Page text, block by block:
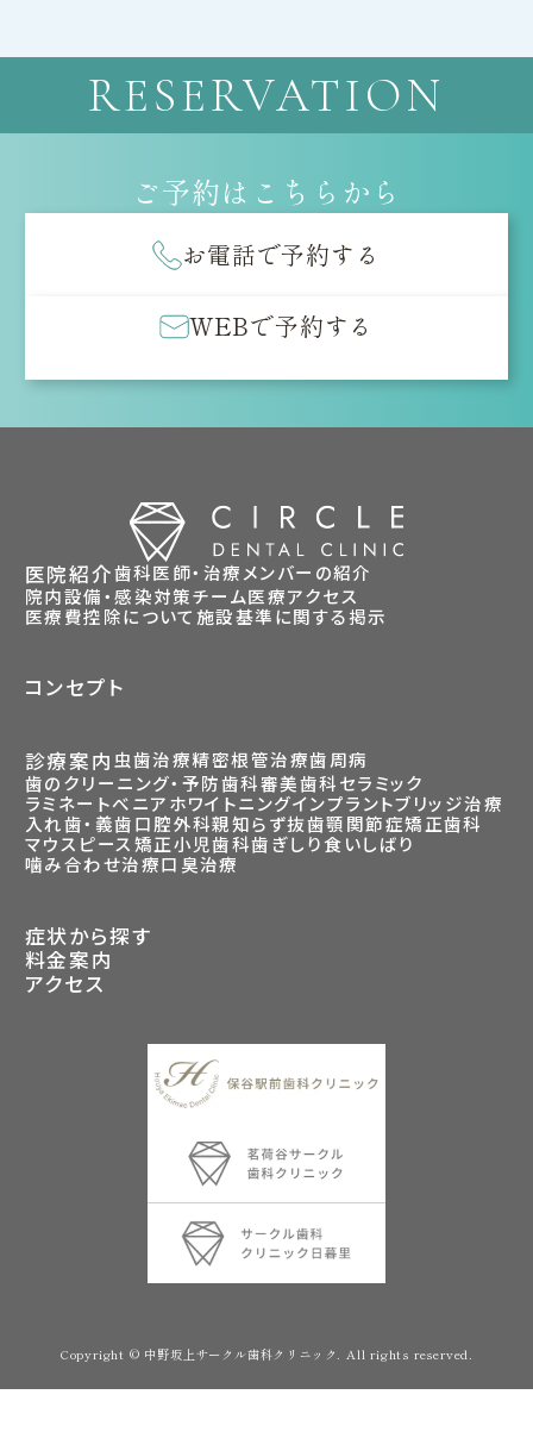
ご予約は こちらから
RESERVATION
お電話で予約する
WEBで予約する
医院紹介歯科医師・治療メンバーの紹介
院内設備・感染対策チーム医療アクセス
医療費控除について 施設基準に関する掲示
コンセプト
診療案内 虫歯治療精密根管治療歯周病
歯のクリーニング・予防歯科審美歯科セラミック
ラミネートべニアホワイトニングインプラントブリッジ治療
入れ歯・義歯口腔外科親知らず抜歯顎関節症矯正歯科
マウスピース矯正小児歯科歯ぎしり食いしばり
噛み合わせ治療口臭治療
症状から探す
料金案内
アクセス
Copyright © 中野坂上サークル歯科クリニック. All rights reserved.